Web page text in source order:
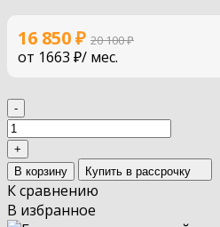
16 850₽ 20 100₽
от 1663 ₽/ мес.
-
+
В корзину
Купить в рассрочку
К сравнению
В избранное